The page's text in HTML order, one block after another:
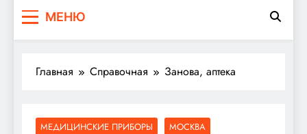
мужском здоровье
МЕНЮ
Главная Справочная Занова, аптека
МЕДИЦИНСКИЕ ПРИБОРЫ
МОСКВА